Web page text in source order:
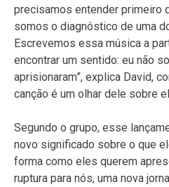
precisamos entender primeiro
somos o diagnóstico de uma
Escrevemos essa música a
encontrar um sentido: eu não
aprisionaram”, explica David,
canção é um olhar dele sobre
Segundo o grupo, esse
novo significado sobre o que
forma como eles querem
ruptura para nós, uma nova